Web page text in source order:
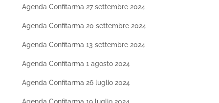
Agenda Confitarma 27 settembre 2024
Agenda Confitarma 20 settembre 2024
Agenda Confitarma 13 settembre 2024
Agenda Confitarma 1 agosto 2024
Agenda Confitarma 26 luglio 2024